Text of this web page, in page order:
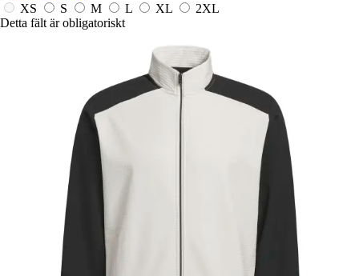
XS
S M L XL
2XL
Detta fält är obligatoriskt